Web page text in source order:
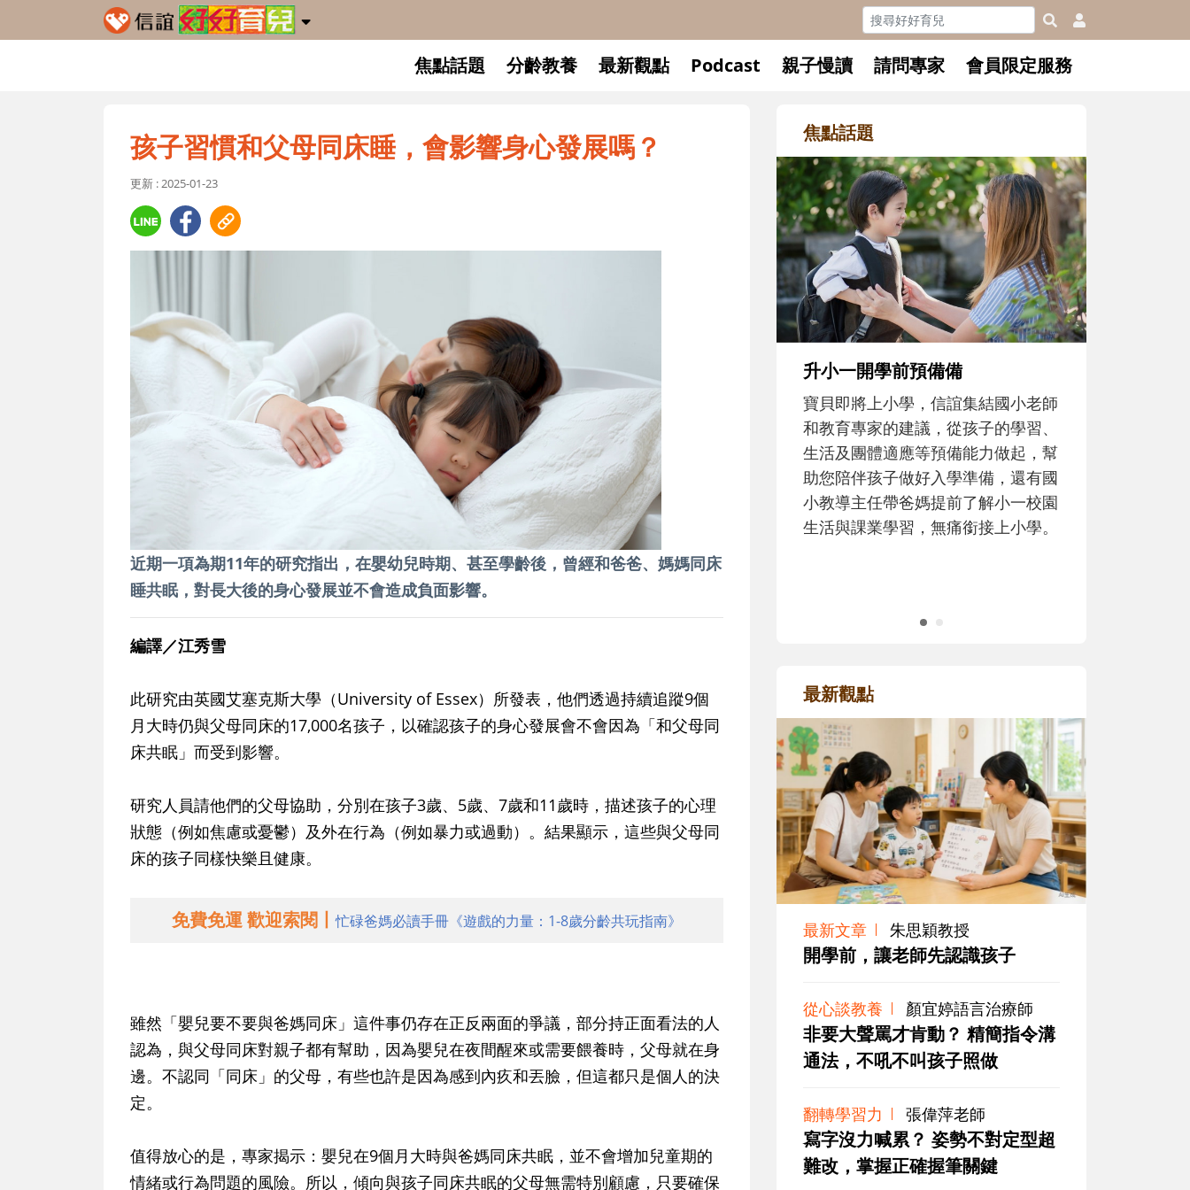
焦點話題 分齡教養 最新觀點 Podcast 親子慢讀 請問專家 會員限定服務
孩子習慣和父母同床睡，會影響身心發展嗎？
更新 : 2025-01-23
近期一項為期11年的研究指出，在嬰幼兒時期、甚至學齡後，曾經和爸爸、媽媽同床
睡共眠，對長大後的身心發展並不會造成負面影響。
編譯／江秀雪
此研究由英國艾塞克斯大學（University of Essex）所發表，他們透過持續追蹤9個
月大時仍與父母同床的17,000名孩子，以確認孩子的身心發展會不會因為「和父母同
床共眠」而受到影響。
研究人員請他們的父母協助，分別在孩子3歲、5歲、7歲和11歲時，描述孩子的心理
狀態（例如焦慮或憂鬱）及外在行為（例如暴力或過動）。結果顯示，這些與父母同
床的孩子同樣快樂且健康。
免費免運 歡迎索閱丨忙碌爸媽必讀手冊《遊戲的力量：1-8歲分齡共玩指南》
雖然「嬰兒要不要與爸媽同床」這件事仍存在正反兩面的爭議，部分持正面看法的人
認為，與父母同床對親子都有幫助，因為嬰兒在夜間醒來或需要餵養時，父母就在身
邊。不認同「同床」的父母，有些也許是因為感到內疚和丟臉，但這都只是個人的決
定。
值得放心的是，專家揭示：嬰兒在9個月大時與爸媽同床共眠，並不會增加兒童期的
情緒或行為問題的風險。所以，傾向與孩子同床共眠的父母無需特別顧慮，只要確保
焦點話題
升小一開學前預備備
寶貝即將上小學，信誼集結國小老師
和教育專家的建議，從孩子的學習、
生活及團體適應等預備能力做起，幫
助您陪伴孩子做好入學準備，還有國
小教導主任帶爸媽提前了解小一校園
生活與課業學習，無痛銜接上小學。
和孩子一起長大的那個男人│讀
懂父親的不同模樣
沒有人天生就擅長當爸爸！男人總是
在一次次「前所未有」的體驗中，跟
著孩子一起長大。從給予安全感的肢
體遊戲，到獨立自主、角色認同及解
決問題的能力養成。爸爸正嘗試用不
同的模樣，參與孩子每個重要的成長
歷程。
最新觀點
最新文章 朱思穎教授
開學前，讓老師先認識孩子
從心談教養 顏宜婷語言治療師
非要大聲罵才肯動？ 精簡指令溝
通法，不吼不叫孩子照做
翻轉學習力 張偉萍老師
寫字沒力喊累？ 姿勢不對定型超
難改，掌握正確握筆關鍵